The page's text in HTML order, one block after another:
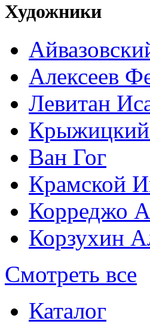
Художники
Алексеев
Левитан
Крыжицкий
Ван Гог
Крамской
Корреджо
Корзухин
Смотреть все
Каталог